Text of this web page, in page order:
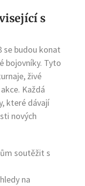
s
se budou konat
bojovníky. Tyto
živé
Každá
které dávají
nových
soutěžit s
na